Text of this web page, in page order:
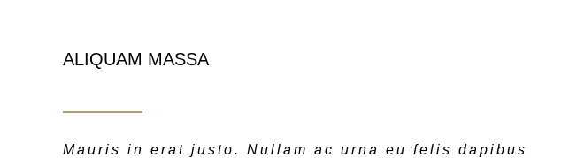
ALIQUAM MASSA
Mauris in erat justo. Nullam ac urna eu felis dapibus